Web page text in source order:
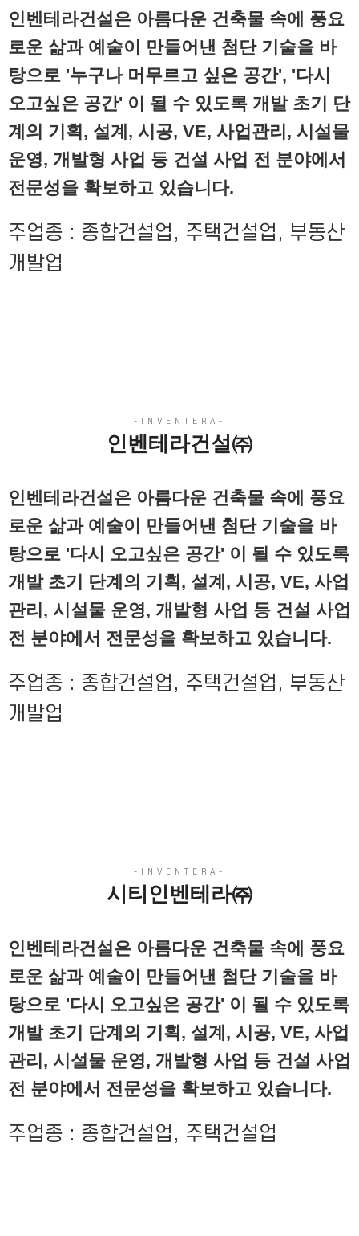
인벤테라건설은 아름다운 건축물 속에 풍요
로운 삶과 예술이 만들어낸 첨단 기술을 바
탕으로 '누구나 머무르고 싶은 공간', '다시
오고싶은 공간' 이 될 수 있도록 개발 초기 단
계의 기획, 설계, 시공, VE, 사업관리, 시설물
운영, 개발형 사업 등 건설 사업 전 분야에서
전문성을 확보하고 있습니다.
주업종 : 종합건설업, 주택건설업, 부동산
개발업
인벤테라건설㈜
인벤테라건설은 아름다운 건축물 속에 풍요
로운 삶과 예술이 만들어낸 첨단 기술을 바
탕으로 '다시 오고싶은 공간' 이 될 수 있도록
개발 초기 단계의 기획, 설계, 시공, VE, 사업
관리, 시설물 운영, 개발형 사업 등 건설 사업
전 분야에서 전문성을 확보하고 있습니다.
주업종 : 종합건설업, 주택건설업, 부동산
개발업
시티인벤테라㈜
인벤테라건설은 아름다운 건축물 속에 풍요
로운 삶과 예술이 만들어낸 첨단 기술을 바
탕으로 '다시 오고싶은 공간' 이 될 수 있도록
개발 초기 단계의 기획, 설계, 시공, VE, 사업
관리, 시설물 운영, 개발형 사업 등 건설 사업
전 분야에서 전문성을 확보하고 있습니다.
주업종 : 종합건설업, 주택건설업